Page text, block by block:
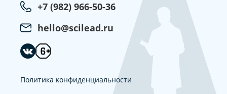
+7 (982) 966-50-36
hello@scilead.ru
Политика конфиденциальности